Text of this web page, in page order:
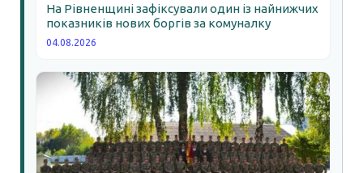
На Рівненщині зафіксували один із найнижчих
показників нових боргів за комуналку
04.08.2026